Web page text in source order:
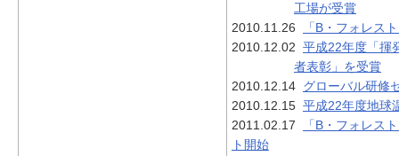
工場が受賞
2010.11.26
「B・フォレス
2010.12.02 平成22年度「揮
者表彰」を受賞
2010.12.14 グローバル研修
2010.12.15 平成22年度地球
2011.02.17
「B・フォレス
ト開始